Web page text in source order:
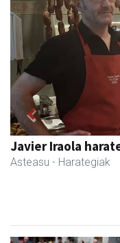
Javier Iraola
Asteasu - Harategiak
Previous